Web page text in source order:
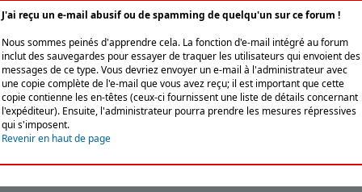
J'ai reçu un e-mail abusif ou de spamming de quelqu'un sur ce forum !
Nous sommes peinés d'apprendre cela. La fonction d'e-mail intégré au forum
inclut des sauvegardes pour essayer de traquer les utilisateurs qui envoient des
messages de ce type. Vous devriez envoyer un e-mail à l'administrateur avec
une copie complète de l'e-mail que vous avez reçu; il est important que cette
copie contienne les en-têtes (ceux-ci fournissent une liste de détails concernant
l'expéditeur). Ensuite, l'administrateur pourra prendre les mesures répressives
qui s'imposent.
Revenir en haut de page